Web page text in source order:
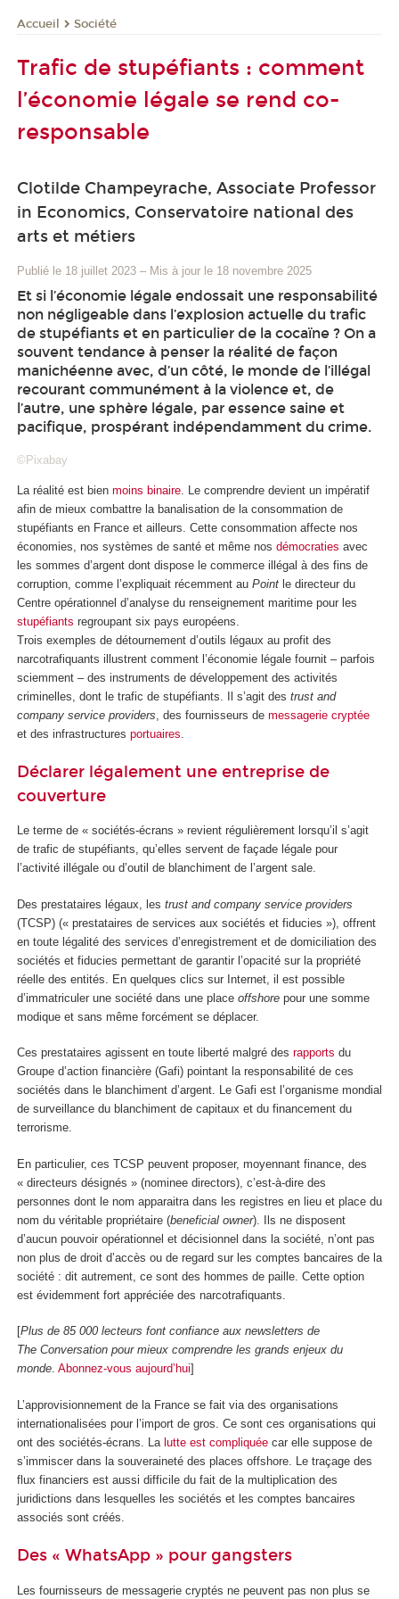
Accueil Société
Trafic de stupéfiants : comment
l’économie légale se rend co-
responsable
Clotilde Champeyrache, Associate Professor
in Economics, Conservatoire national des
arts et métiers
Publié le 18 juillet 2023 – Mis à jour le 18 novembre 2025
Et si l’économie légale endossait une responsabilité
non négligeable dans l’explosion actuelle du trafic
de stupéfiants et en particulier de la cocaïne ? On a
souvent tendance à penser la réalité de façon
manichéenne avec, d’un côté, le monde de l’illégal
recourant communément à la violence et, de
l’autre, une sphère légale, par essence saine et
pacifique, prospérant indépendamment du crime.
©Pixabay
La réalité est bien moins binaire . Le comprendre devient un impératif
afin de mieux combattre la banalisation de la consommation de
stupéfiants en France et ailleurs. Cette consommation affecte nos
économies, nos systèmes de santé et même nos démocraties avec
les sommes d’argent dont dispose le commerce illégal à des fins de
corruption, comme l’expliquait récemment au Point le directeur du
Centre opérationnel d’analyse du renseignement maritime pour les
stupéfiants regroupant six pays européens.
Trois exemples de détournement d’outils légaux au profit des
narcotrafiquants illustrent comment l’économie légale fournit – parfois
sciemment – des instruments de développement des activités
criminelles, dont le trafic de stupéfiants. Il s’agit des trust and
company service providers , des fournisseurs de messagerie cryptée
et des infrastructures portuaires
Déclarer légalement une entreprise de
couverture
Le terme de « sociétés-écrans » revient régulièrement lorsqu’il s’agit
de trafic de stupéfiants, qu’elles servent de façade légale pour
l’activité illégale ou d’outil de blanchiment de l’argent sale.
Des prestataires légaux, les trust and company service providers
(TCSP) (« prestataires de services aux sociétés et fiducies »), offrent
en toute légalité des services d’enregistrement et de domiciliation des
sociétés et fiducies permettant de garantir l’opacité sur la propriété
réelle des entités. En quelques clics sur Internet, il est possible
d’immatriculer une société dans une place offshore pour une somme
modique et sans même forcément se déplacer.
Ces prestataires agissent en toute liberté malgré des rapports du
Groupe d’action financière (Gafi) pointant la responsabilité de ces
sociétés dans le blanchiment d’argent. Le Gafi est l’organisme mondial
de surveillance du blanchiment de capitaux et du financement du
terrorisme.
En particulier, ces TCSP peuvent proposer, moyennant finance, des
« directeurs désignés » (nominee directors), c’est-à-dire des
personnes dont le nom apparaitra dans les registres en lieu et place du
nom du véritable propriétaire (beneficial owner). Ils ne disposent
d’aucun pouvoir opérationnel et décisionnel dans la société, n’ont pas
non plus de droit d’accès ou de regard sur les comptes bancaires de la
société : dit autrement, ce sont des hommes de paille. Cette option
est évidemment fort appréciée des narcotrafiquants.
[Plus de 85 000 lecteurs font confiance aux newsletters de
The Conversation pour mieux comprendre les grands enjeux du
monde. Abonnez-vous aujourd’hui]
L’approvisionnement de la France se fait via des organisations
internationalisées pour l’import de gros. Ce sont ces organisations qui
ont des sociétés-écrans. La lutte est compliquée car elle suppose de
s’immiscer dans la souveraineté des places offshore. Le traçage des
flux financiers est aussi difficile du fait de la multiplication des
juridictions dans lesquelles les sociétés et les comptes bancaires
associés sont créés.
Des « WhatsApp » pour gangsters
Les fournisseurs de messagerie cryptés ne peuvent pas non plus se